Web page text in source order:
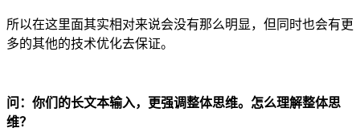
所以在这里面其实相对来说会没有那么明显，但同时也会有更
多的其他的技术优化去保证。
问：你们的长文本输入，更强调整体思维。怎么理解整体思
维？